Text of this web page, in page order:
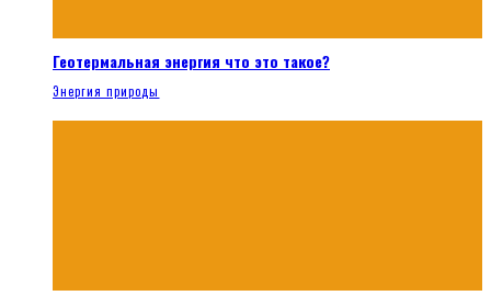
Геотермальная энергия что это такое?
Энергия природы